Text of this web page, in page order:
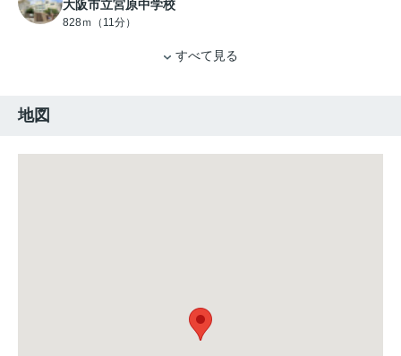
大阪市立宮原中学校
828ｍ（11分）
すべて見る
地図